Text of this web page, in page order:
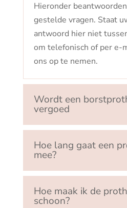
Hieronder
gestelde vragen. Staat
antwoord hier niet
om telefonisch of per e-
ons op te nemen.
Wordt een
vergoed
Hoe lang gaat een
mee?
Hoe maak ik de
schoon?